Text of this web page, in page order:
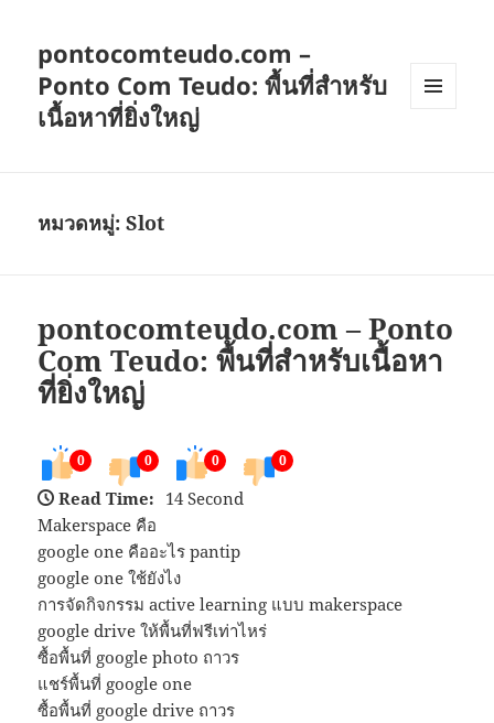
pontocomteudo.com –
Ponto Com Teudo: พื้นที่สำหรับ
เนื้อหาที่ยิ่งใหญ่
หมวดหมู่:Slot
pontocomteudo.com – Ponto
Com Teudo: พื้นที่สำหรับเนื้อหา
ที่ยิ่งใหญ่
0 0 0 0
Read Time: 14 Second
Makerspace คือ
google one คืออะไร pantip
google one ใช้ยังไง
การจัดกิจกรรม active learning แบบ makerspace
google drive ให้พื้นที่ฟรีเท่าไหร่
ซื้อพื้นที่ google photo ถาวร
แชร์พื้นที่ google one
ซื้อพื้นที่ google drive ถาวร